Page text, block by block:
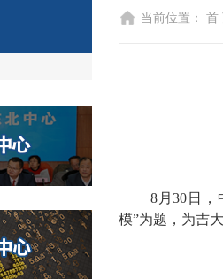
当前位置： 首
8月30日，
模”为题，为吉